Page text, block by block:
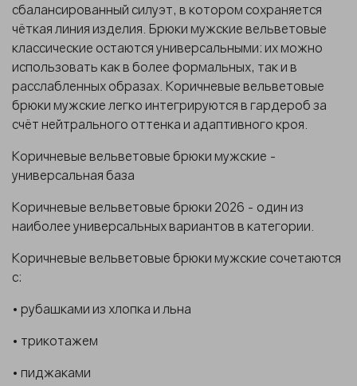
сбалансированный силуэт, в котором сохраняется
чёткая линия изделия. Брюки мужские вельветовые
классические остаются универсальными: их можно
использовать как в более формальных, так и в
расслабленных образах. Коричневые вельветовые
брюки мужские легко интегрируются в гардероб за
счёт нейтрального оттенка и адаптивного кроя.
Коричневые вельветовые брюки мужские -
универсальная база
Коричневые вельветовые брюки 2026 - один из
наиболее универсальных вариантов в категории.
Коричневые вельветовые брюки мужские сочетаются
с:
• рубашками из хлопка и льна
• трикотажем
• пиджаками